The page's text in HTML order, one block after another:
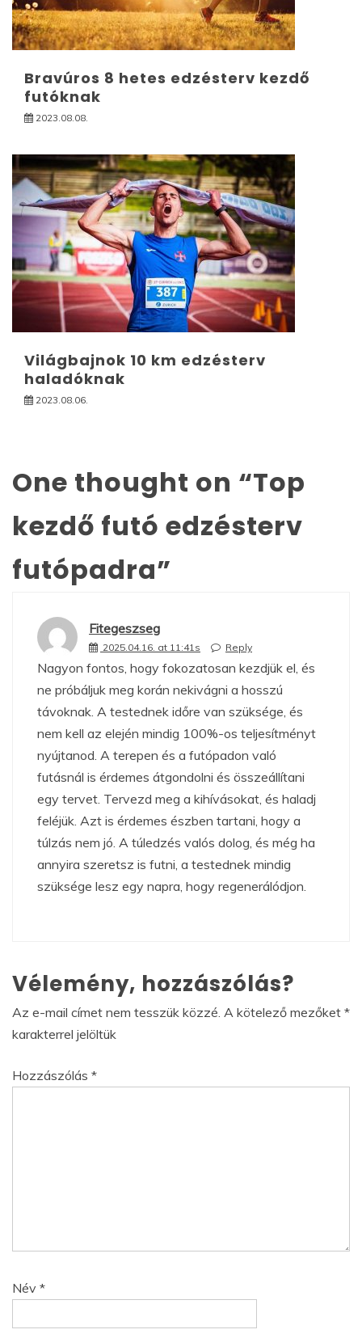
Bravúros 8 hetes edzésterv kezdő
futóknak
2023.08.08.
Világbajnok 10 km edzésterv
haladóknak
2023.08.06.
One thought on “Top
kezdő futó edzésterv
futópadra”
Fitegeszseg
2025.04.16. at 11:41s Reply
Nagyon fontos, hogy fokozatosan kezdjük el, és
ne próbáljuk meg korán nekivágni a hosszú
távoknak. A testednek időre van szüksége, és
nem kell az elején mindig 100%-os teljesítményt
nyújtanod. A terepen és a futópadon való
futásnál is érdemes átgondolni és összeállítani
egy tervet. Tervezd meg a kihívásokat, és haladj
feléjük. Azt is érdemes észben tartani, hogy a
túlzás nem jó. A túledzés valós dolog, és még ha
annyira szeretsz is futni, a testednek mindig
szüksége lesz egy napra, hogy regenerálódjon.
Vélemény, hozzászólás?
Az e-mail címet nem tesszük közzé. A kötelező mezőket *
karakterrel jelöltük
Hozzászólás *
Név *